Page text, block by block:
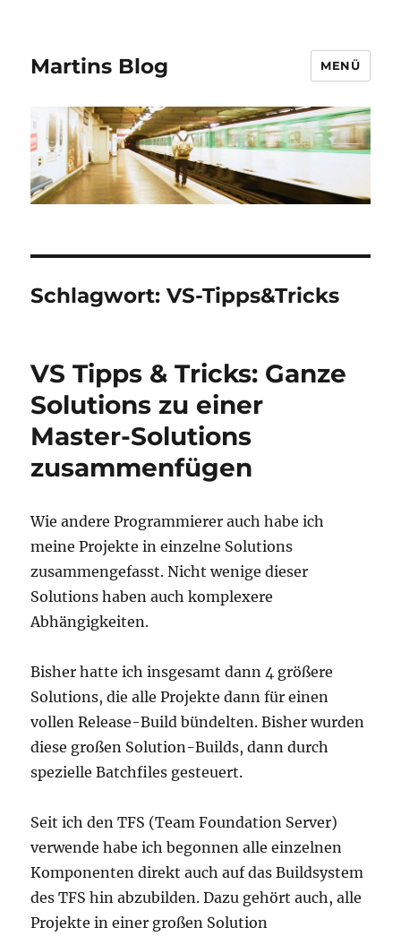
Martins Blog MENÜ
Schlagwort:VS-Tipps&Tricks
VS Tipps & Tricks: Ganze
Solutions zu einer
Master-Solutions
zusammenfügen
Wie andere Programmierer auch habe ich
meine Projekte in einzelne Solutions
zusammengefasst. Nicht wenige dieser
Solutions haben auch komplexere
Abhängigkeiten.
Bisher hatte ich insgesamt dann 4 größere
Solutions, die alle Projekte dann für einen
vollen Release-Build bündelten. Bisher wurden
diese großen Solution-Builds, dann durch
spezielle Batchfiles gesteuert.
Seit ich den TFS (Team Foundation Server)
verwende habe ich begonnen alle einzelnen
Komponenten direkt auch auf das Buildsystem
des TFS hin abzubilden. Dazu gehört auch, alle
Projekte in einer großen Solution